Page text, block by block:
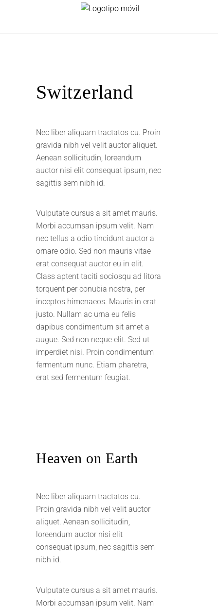
Switzerland
Nec liber aliquam tractatos cu. Proin
gravida nibh vel velit auctor aliquet.
Aenean sollicitudin, loreendum
auctor nisi elit consequat ipsum, nec
sagittis sem nibh id.
Vulputate cursus a sit amet mauris.
Morbi accumsan ipsum velit. Nam
nec tellus a odio tincidunt auctor a
ornare odio. Sed non mauris vitae
erat consequat auctor eu in elit.
Class aptent taciti sociosqu ad litora
torquent per conubia nostra, per
inceptos himenaeos. Mauris in erat
justo. Nullam ac urna eu felis
dapibus condimentum sit amet a
augue. Sed non neque elit. Sed ut
imperdiet nisi. Proin condimentum
fermentum nunc. Etiam pharetra,
erat sed fermentum feugiat.
Heaven on Earth
Nec liber aliquam tractatos cu.
Proin gravida nibh vel velit auctor
aliquet. Aenean sollicitudin,
loreendum auctor nisi elit
consequat ipsum, nec sagittis sem
nibh id.
Vulputate cursus a sit amet mauris.
Morbi accumsan ipsum velit. Nam